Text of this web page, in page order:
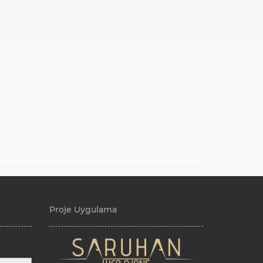
Proje Uygulama